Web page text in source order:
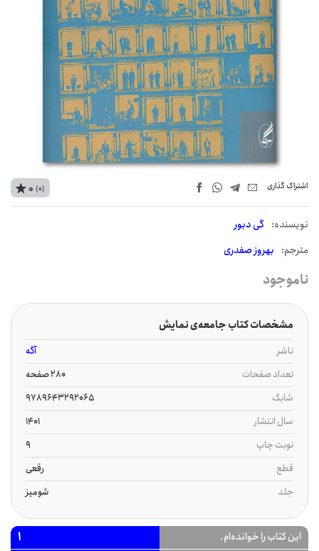
اشتراک‌ گذاری
نويسنده: گی دبور
مترجم: بهروز صفدری
0 (0)
ناموجود
مشخصات کتاب جامعه‌ی نمایش
ناشر
آگه
تعداد صفحات
280 صفحه
شابک
9789643292065
سال انتشار
1401
نوبت چاپ
9
قطع
رقعی
جلد
شومیز
این کتاب را خوانده‌ام. 1